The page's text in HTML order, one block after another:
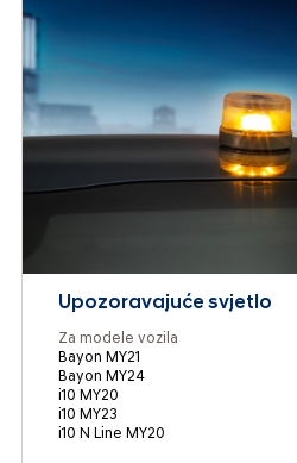
Upozoravajuće svjetlo
Za modele vozila
Bayon MY21
Bayon MY24
i10 MY20
i10 MY23
i10 N Line MY20